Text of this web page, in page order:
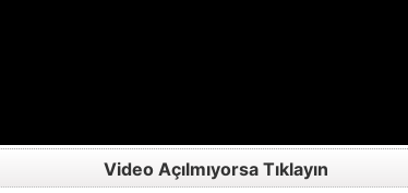
Video Açılmıyorsa Tıklayın